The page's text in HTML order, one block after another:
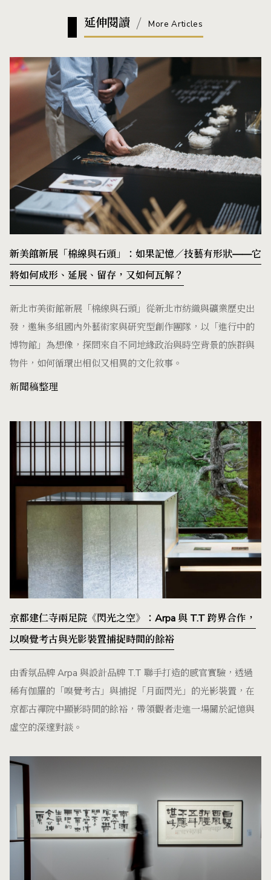
延伸閱讀 More Articles
新美館新展「棉線與石頭」：如果記憶／技藝有形狀——它
將如何成形、延展、留存，又如何瓦解？
新北市美術館新展「棉線與石頭」從新北市紡織與礦業歷史出
發，邀集多組國內外藝術家與研究型創作團隊，以「進行中的
博物館」為想像，探問來自不同地緣政治與時空背景的族群與
物件，如何循環出相似又相異的文化敘事。
新聞稿整理
京都建仁寺兩足院《閃光之空》：Arpa 與 T.T 跨界合作，
以嗅覺考古與光影裝置捕捉時間的餘裕
由香氛品牌 Arpa 與設計品牌 T.T 聯手打造的感官實驗，透過
稀有伽羅的「嗅覺考古」與捕捉「月面閃光」的光影裝置，在
京都古禪院中顯影時間的餘裕，帶領觀者走進一場關於記憶與
虛空的深邃對談。